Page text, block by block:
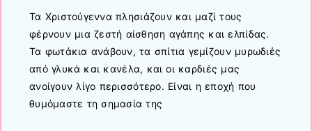
Τα Χριστούγεννα πλησιάζουν και μαζί τους
φέρνουν μια ζεστή αίσθηση αγάπης και ελπίδας.
Τα φωτάκια ανάβουν, τα σπίτια γεμίζουν μυρωδιές
από γλυκά και κανέλα, και οι καρδιές μας
ανοίγουν λίγο περισσότερο. Είναι η εποχή που
θυμόμαστε τη σημασία της